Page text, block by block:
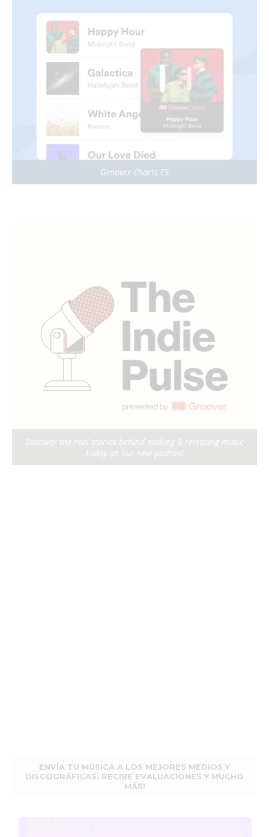
Groover Charts ES
Discover the real stories behind making & releasing music
today on our new podcast
ENVÍA TU MÚSICA A LOS MEJORES MEDIOS Y
DISCOGRÁFICAS. RECIBE EVALUACIONES Y MUCHO
MÁS!